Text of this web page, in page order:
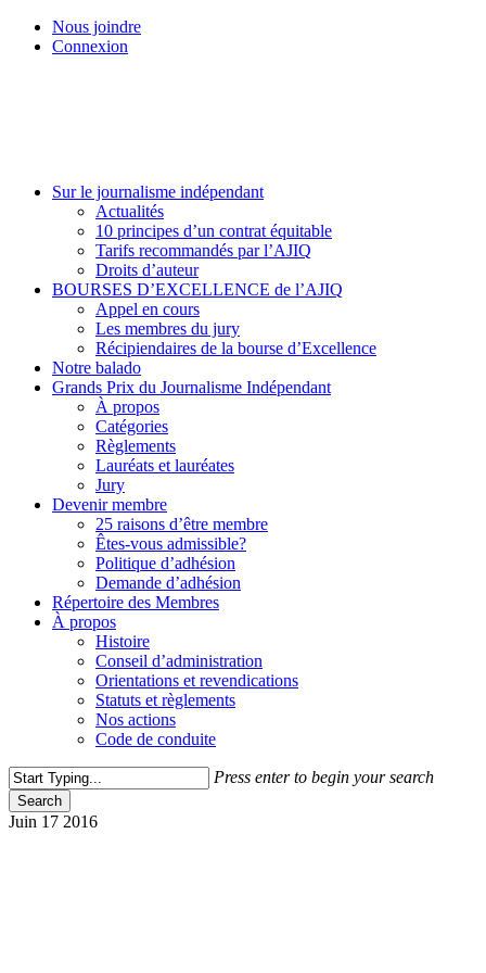
Skip
Nous joindre
Connexion
Menu
Sur le journalisme indépendant
Actualités
10 principes d’un contrat équitable
Tarifs recommandés par l’AJIQ
Droits d’auteur
BOURSES D’EXCELLENCE de l’AJIQ
Appel en cours
Les membres du jury
Récipiendaires de la bourse d’Excellence
Notre balado
Grands Prix du Journalisme Indépendant
À propos
Catégories
Règlements
Lauréats et lauréates
Jury
Devenir membre
25 raisons d’être membre
Êtes-vous admissible?
Politique d’adhésion
Demande d’adhésion
Répertoire des Membres
À propos
Histoire
Conseil d’administration
Orientations et revendications
Statuts et règlements
Nos actions
Code de conduite
Press enter to begin your search
Search
Close
Juin 17 2016